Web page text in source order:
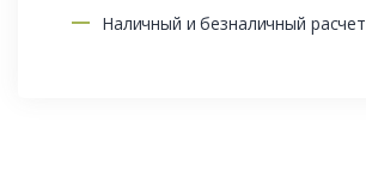
Наличный и безналичный расчет